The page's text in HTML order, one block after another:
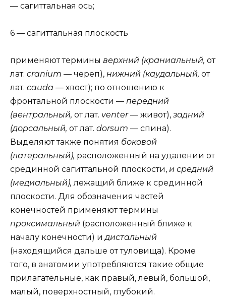
— сагиттальная ось;
6 — сагиттальная плоскость
применяют термины верхний (краниальный, от
лат. cranium — череп), нижний (каудальный, от
лат. cauda — хвост); по отношению к
фронтальной плоскости — передний
(вентральный, от лат. venter— живот), задний
(дорсальный, от лат. dorsum — спина).
Выделяют также понятия боковой
(латеральный), расположенный на удалении от
срединной сагиттальной плоскости, и средний
(медиальный),лежащий ближе к срединной
плоскости. Для обозначения частей
конечностей применяют термины
проксимальный (расположенный ближе к
началу конечности) идистальный
(находящийся дальше от туловища). Кроме
того, в анатомии употребляются такие общие
прилагательные, как правый, левый, большой,
малый, поверхностный, глубокий.